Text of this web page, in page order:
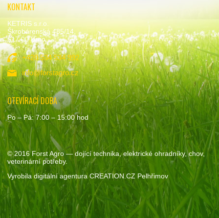
KONTAKT
KETRIS s.r.o.
Škrobárenská 485/14,
617 00 Brno
+420 534 534 992
info@forstagro.cz
OTEVÍRACÍ DOBA
Po – Pá: 7:00 – 15:00 hod
© 2016Forst Agro— dojící technika, elektrické ohradníky, chov,
veterinární potřeby.
Vyrobila digitální agentura CREATION.CZ Pelhřimov